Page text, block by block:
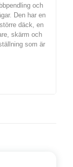
och
Den har en
däck, en
skärm och
som är